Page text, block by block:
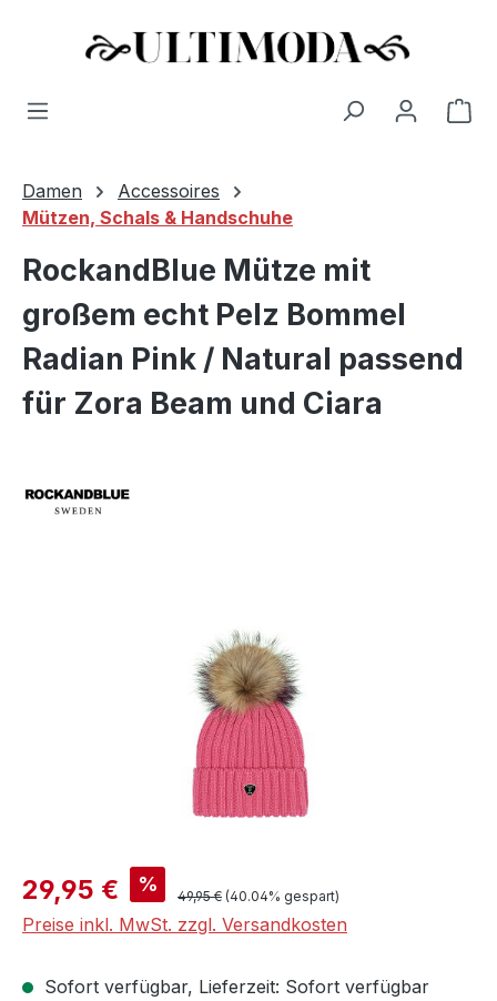
Zum Hauptinhalt springen
Damen
Accessoires
Mützen, Schals & Handschuhe
RockandBlue Mütze mit
großem echt Pelz Bommel
Radian Pink / Natural passend
für Zora Beam und Ciara
Verkaufspreis:
29,95 € % Regulärer Preis:
49,95 € (40.04% gespart)
Preise inkl. MwSt. zzgl. Versandkosten
Sofort verfügbar, Lieferzeit: Sofort verfügbar